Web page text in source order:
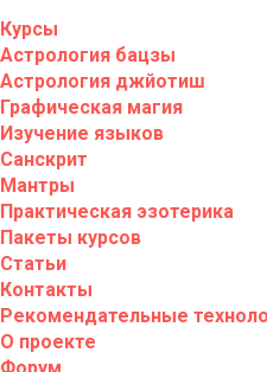
Курсы
Астрология бацзы
Астрология джйотиш
Графическая магия
Изучение языков
Санскрит
Мантры
Практическая эзотерика
Пакеты курсов
Статьи
Контакты
Рекомендательные
О проекте